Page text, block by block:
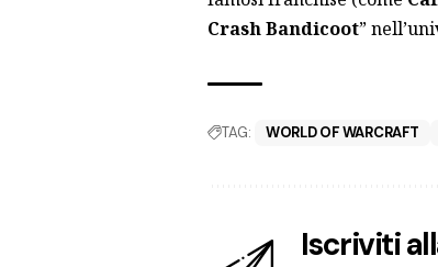
Crash Bandicoot”
TAG: WORLD OF WARCRAFT
Iscriviti